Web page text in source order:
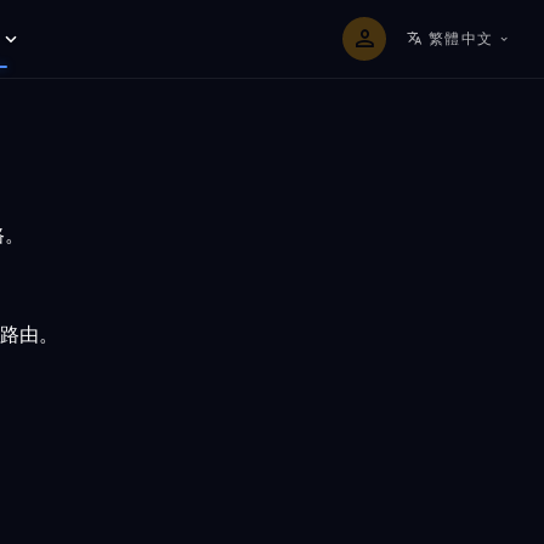
繁體中文
由。